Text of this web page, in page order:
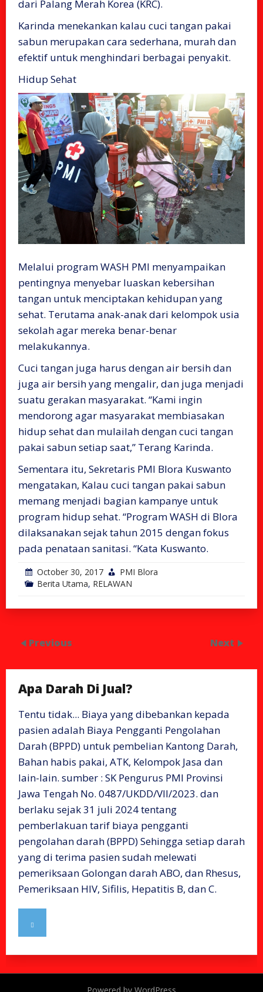
dari Palang Merah Korea (KRC).
Karinda menekankan kalau cuci tangan pakai
sabun merupakan cara sederhana, murah dan
efektif untuk menghindari berbagai penyakit.
Hidup Sehat
Melalui program WASH PMI menyampaikan
pentingnya menyebar luaskan kebersihan
tangan untuk menciptakan kehidupan yang
sehat. Terutama anak-anak dari kelompok usia
sekolah agar mereka benar-benar
melakukannya.
Cuci tangan juga harus dengan air bersih dan
juga air bersih yang mengalir, dan juga menjadi
suatu gerakan masyarakat. “Kami ingin
mendorong agar masyarakat membiasakan
hidup sehat dan mulailah dengan cuci tangan
pakai sabun setiap saat,” Terang Karinda.
Sementara itu, Sekretaris PMI Blora Kuswanto
mengatakan, Kalau cuci tangan pakai sabun
memang menjadi bagian kampanye untuk
program hidup sehat. “Program WASH di Blora
dilaksanakan sejak tahun 2015 dengan fokus
pada penataan sanitasi. “Kata Kuswanto.
October 30, 2017
PMI Blora
Berita Utama, RELAWAN
Previous Next
Apa Darah Di Jual?
Tentu tidak... Biaya yang dibebankan kepada
pasien adalah Biaya Pengganti Pengolahan
Darah (BPPD) untuk pembelian Kantong Darah,
Bahan habis pakai, ATK, Kelompok Jasa dan
lain-lain. sumber : SK Pengurus PMI Provinsi
Jawa Tengah No. 0487/UKDD/VII/2023. dan
berlaku sejak 31 juli 2024 tentang
pemberlakuan tarif biaya pengganti
pengolahan darah (BPPD) Sehingga setiap darah
yang di terima pasien sudah melewati
pemeriksaan Golongan darah ABO, dan Rhesus,
Pemeriksaan HIV, Sifilis, Hepatitis B, dan C.